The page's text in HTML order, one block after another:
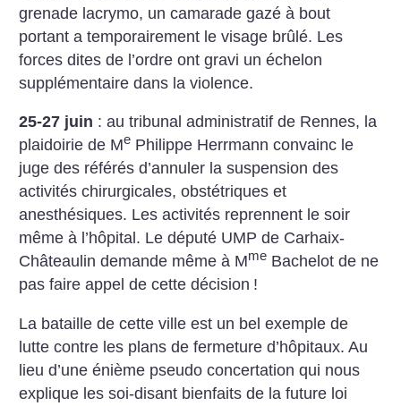
grenade lacrymo, un camarade gazé à bout
portant a temporairement le visage brûlé. Les
forces dites de l’ordre ont gravi un échelon
supplémentaire dans la violence.
25-27 juin : au tribunal administratif de Rennes, la
plaidoirie de Me Philippe Herrmann convainc le
juge des référés d’annuler la suspension des
activités chirurgicales, obstétriques et
anesthésiques. Les activités reprennent le soir
même à l’hôpital. Le député UMP de Carhaix-
Châteaulin demande même à Mme Bachelot de ne
pas faire appel de cette décision !
La bataille de cette ville est un bel exemple de
lutte contre les plans de fermeture d’hôpitaux. Au
lieu d’une énième pseudo concertation qui nous
explique les soi-disant bienfaits de la future loi